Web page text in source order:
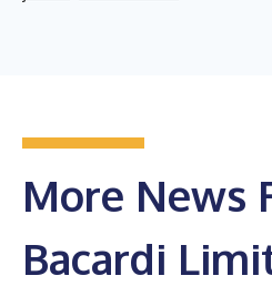
More News
Bacardi